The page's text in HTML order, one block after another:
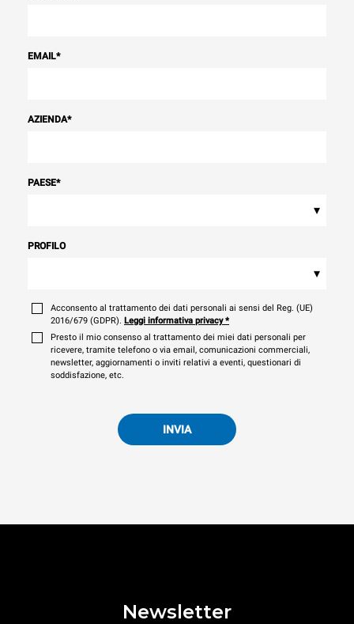
EMAIL*
AZIENDA*
PAESE*
▾
PROFILO
▾
Acconsento al trattamento dei dati personali ai sensi del Reg. (UE)
2016/679 (GDPR). Leggi informativa privacy*
Presto il mio consenso al trattamento dei miei dati personali per
ricevere, tramite telefono o via email, comunicazioni commerciali,
newsletter, aggiornamenti o inviti relativi a eventi, questionari di
soddisfazione, etc.
INVIA
Newsletter